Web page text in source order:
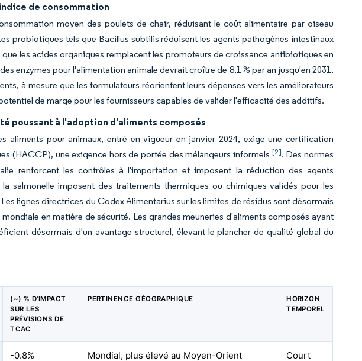
de consommation
moyen des poulets de chair, réduisant le coût alimentaire par oiseau
probiotiques tels que Bacillus subtilis réduisent les agents pathogènes intestinaux
les acides organiques remplacent les promoteurs de croissance antibiotiques en
enzymes pour l'alimentation animale devrait croître de 8,1 % par an jusqu'en 2031,
à mesure que les formulateurs réorientent leurs dépenses vers les améliorateurs
de marge pour les fournisseurs capables de valider l'efficacité des additifs.
poussant à l'adoption d'aliments composés
aliments pour animaux, entré en vigueur en janvier 2024, exige une certification
(HACCP), une exigence hors de portée des mélangeurs informels [2]. Des normes
renforcent les contrôles à l'importation et imposent la réduction des agents
salmonelle imposent des traitements thermiques ou chimiques validés pour les
lignes directrices du Codex Alimentarius sur les limites de résidus sont désormais
en matière de sécurité. Les grandes meuneries d'aliments composés ayant
désormais d'un avantage structurel, élevant le plancher de qualité global du
(~) % D'IMPACT
SUR LES
PRÉVISIONS DE
TCAC
PERTINENCE GÉOGRAPHIQUE
HORIZON
TEMPOREL
-0.8% Mondial, plus élevé au Moyen-Orient Court